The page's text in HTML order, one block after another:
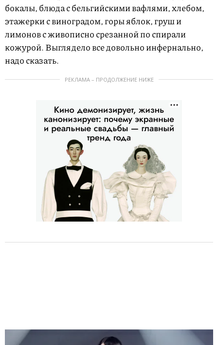
бокалы, блюда с бельгийскими вафлями, хлебом,
этажерки с виноградом, горы яблок, груш и
лимонов с живописно срезанной по спирали
кожурой. Выглядело все довольно инфернально,
надо сказать.
РЕКЛАМА – ПРОДОЛЖЕНИЕ НИЖЕ